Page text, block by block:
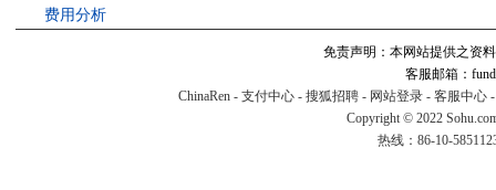
费用分析
免责声明：本网站提供之资
客服邮箱：
ChinaRen - 支付中心 - 搜狐招聘 - 网站登录 - 客服中心
Copyright © 2022
热线：86-10-